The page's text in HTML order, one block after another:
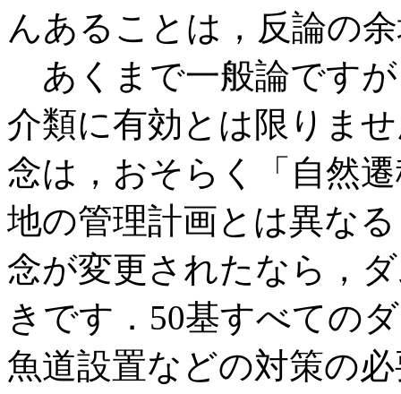
んあることは，反論の
あくまで一般論です
介類に有効とは限りま
念は，おそらく「自然
地の管理計画とは異な
念が変更されたなら，
きです．50基すべての
魚道設置などの対策の